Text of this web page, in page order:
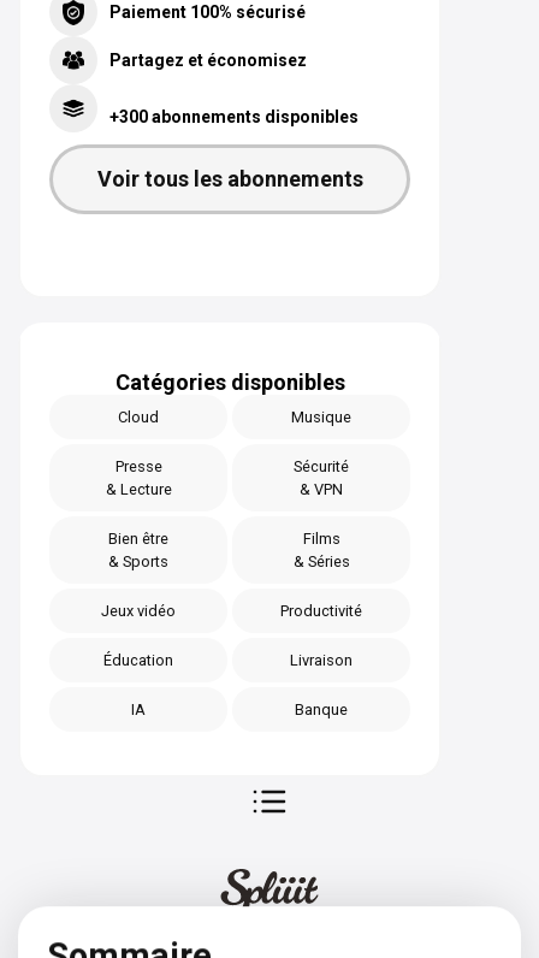
Paiement 100% sécurisé
Partagez et économisez
+300 abonnements disponibles
Voir tous les abonnements
Catégories disponibles
Cloud Musique
Presse
& Lecture
Sécurité
& VPN
Bien être
& Sports
Films
& Séries
Jeux vidéo Productivité
Éducation Livraison
IA Banque